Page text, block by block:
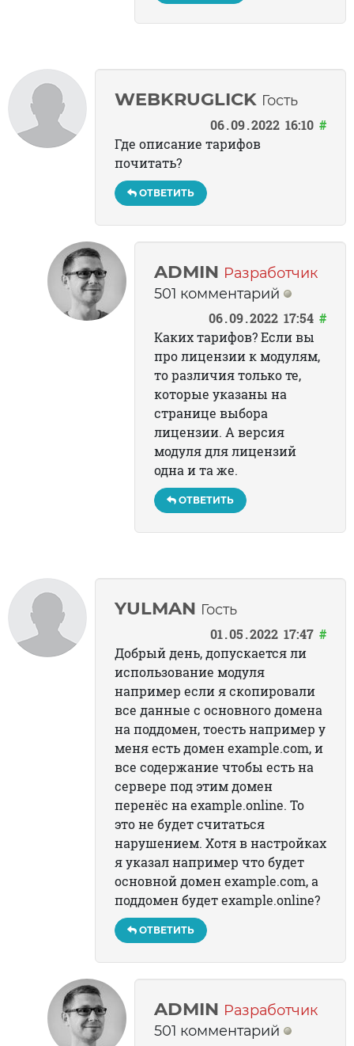
WEBKRUGLICK Гость
06 09 2022 16:10 #
Где описание тарифов
почитать?
ОТВЕТИТЬ
ADMIN Разработчик
501 комментарий
06 09 2022 17:54 #
Каких тарифов? Если вы
про лицензии к модулям,
то различия только те,
которые указаны на
странице выбора
лицензии. А версия
модуля для лицензий
одна и та же.
ОТВЕТИТЬ
YULMAN Гость
01 05 2022 17:47 #
Добрый день, допускается ли
использование модуля
например если я скопировали
все данные с основного домена
на поддомен, тоесть например у
меня есть домен example.com, и
все содержание чтобы есть на
сервере под этим домен
перенёс на example.online. То
это не будет считаться
нарушением. Хотя в настройках
я указал например что будет
основной домен example.com, а
поддомен будет example.online?
ОТВЕТИТЬ
ADMIN Разработчик
501 комментарий